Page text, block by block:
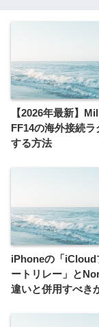
【2026年最新】
FF14の海外接続ラ
する方法
iPhoneの「iCloud
ートリレー」と
違いと併用すべき